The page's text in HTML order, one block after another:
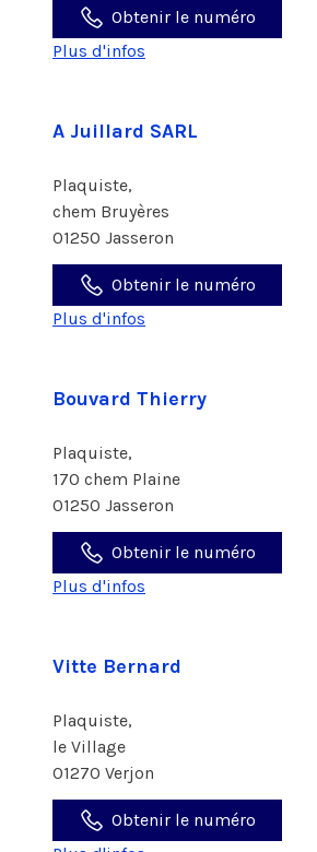
Obtenir le numéro
Plus d'infos
A Juillard SARL
Plaquiste,
chem Bruyères
01250 Jasseron
Obtenir le numéro
Plus d'infos
Bouvard Thierry
Plaquiste,
170 chem Plaine
01250 Jasseron
Obtenir le numéro
Plus d'infos
Vitte Bernard
Plaquiste,
le Village
01270 Verjon
Obtenir le numéro